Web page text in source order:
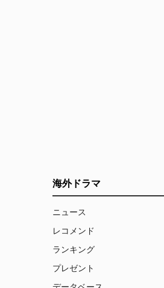
海外ドラマ
ニュース
レコメンド
ランキング
プレゼント